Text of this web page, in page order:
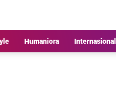
Humaniora Internasional